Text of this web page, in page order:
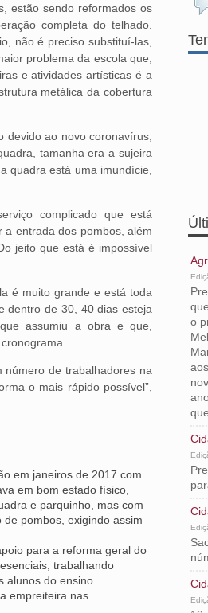
estão sendo reformados os
completa do telhado.
não é preciso substituí-las,
problema da escola que,
e atividades artísticas é a
metálica da cobertura
ao novo coronavírus,
tamanha era a sujeira
quadra está uma imundície,
complicado que está
entrada dos pombos, além
jeito que está é impossível
é muito grande e está toda
dentro de 30, 40 dias esteja
assumiu a obra e que,
número de trabalhadores na
o mais rápido possível”,
em janeiros de 2017 com
em bom estado físico,
e parquinho, mas com
pombos, exigindo assim
para a reforma geral do
trabalhando
alunos do ensino
empreiteira nas
o